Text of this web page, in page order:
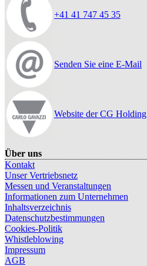
+41 41 747 45 35
Senden Sie eine E-Mail
Website der CG Holding
Über uns
Kontakt
Unser Vertriebsnetz
Messen und Veranstaltungen
Informationen zum Unternehmen
Inhaltsverzeichnis
Datenschutzbestimmungen
Cookies-Politik
Whistleblowing
Impressum
AGB